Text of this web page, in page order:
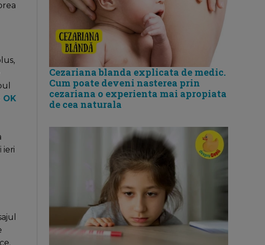
OK
ieri
Cezariana blanda explicata de medic.
Cum poate deveni nasterea prin
cezariana o experienta mai apropiata
de cea naturala